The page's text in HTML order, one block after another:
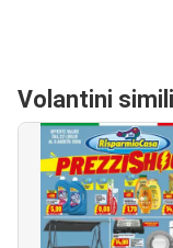
Volantini